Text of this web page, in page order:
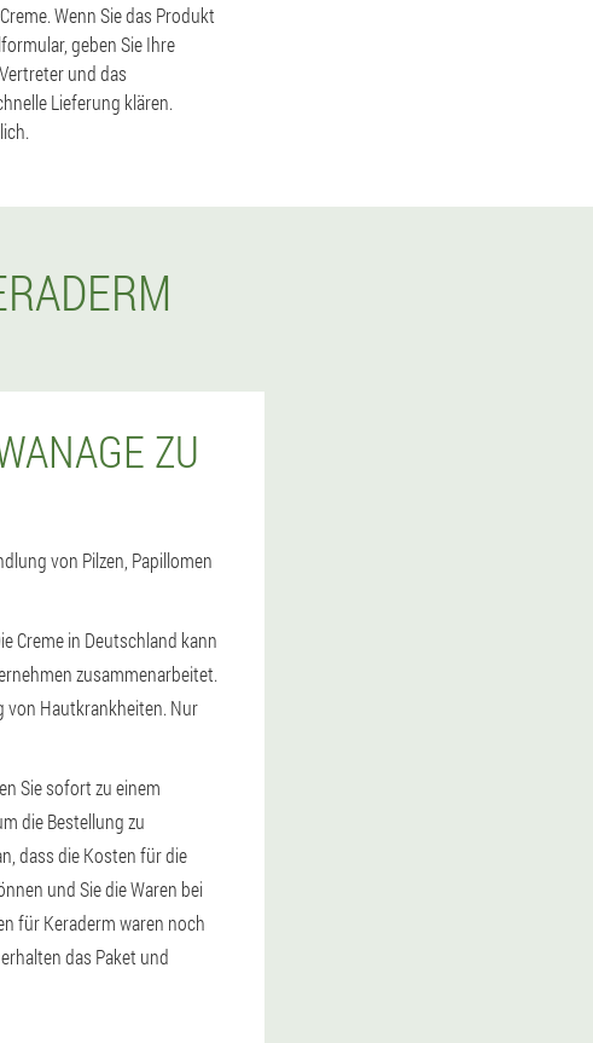
Wenn Sie das Produkt
geben Sie Ihre
und das
Lieferung klären.
ZU
von Pilzen, Papillomen
Creme in Deutschland kann
zusammenarbeitet.
von Hautkrankheiten. Nur
Sie sofort zu einem
die Bestellung zu
dass die Kosten für die
und Sie die Waren bei
für Keraderm waren noch
das Paket und